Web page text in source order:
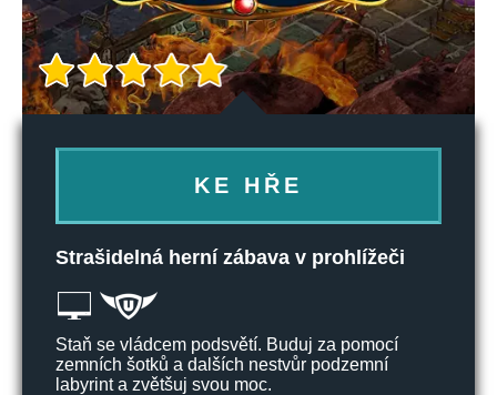
KE HŘE
Strašidelná herní zábava v prohlížeči
Staň se vládcem podsvětí. Buduj za pomocí
zemních šotků a dalších nestvůr podzemní
labyrint a zvětšuj svou moc.